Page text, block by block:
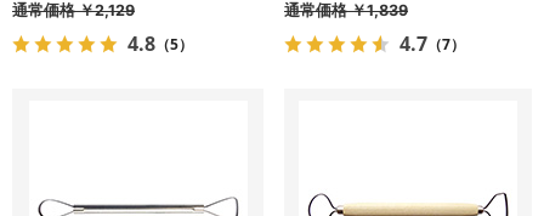
通常価格￥2,129
4.8 （5）
通常価格￥1,839
4.7 （7）